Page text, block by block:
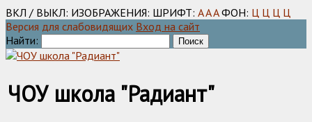
ВКЛ / ВЫКЛ: ИЗОБРАЖЕНИЯ: ШРИФТ: AAA ФОН: Ц Ц Ц Ц
Версия для слабовидящих Вход на сайт
Найти:
ЧОУ школа "Радиант"